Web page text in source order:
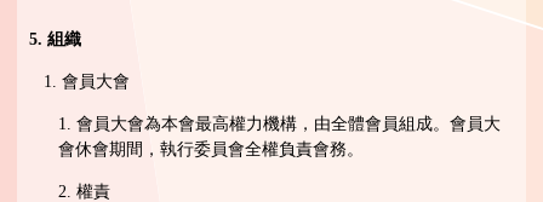
5. 組織
1. 會員大會
1. 會員大會為本會最高權力機構，由全體會員組成。會員大
會休會期間，執行委員會全權負責會務。
2. 權責